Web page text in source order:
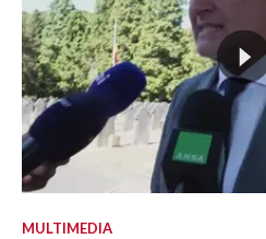
MULTIMEDIA